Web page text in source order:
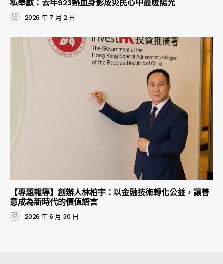
私奉獻：去年923熱血身影成災民心中最暖陽光
2026 年 7 月 2 日
【專題報導】創辦人林柏宇：以金融技術轉化公益，讓善
意成為新時代的價值語言
2026 年 6 月 30 日